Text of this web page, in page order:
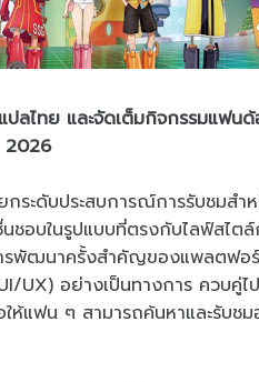
ลไทย และจัดเต็มกิจกรรมแฟน
2026
ระดับประสบการณ์การรับชมสำห
นชอบในรูปแบบที่ตรงกับไลฟ์สไต
พัฒนาครั้งสำคัญของแพลตฟอ
UX) อย่างเป็นทางการ ควบคู่
แฟน ๆ สามารถค้นหาและรับชม